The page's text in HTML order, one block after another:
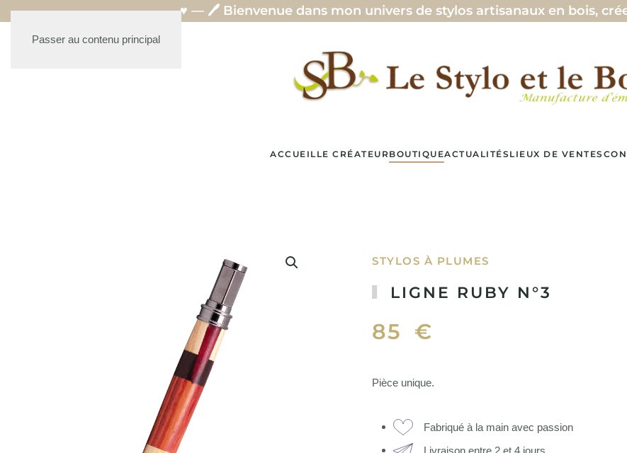
Passer au contenu principal
— ♥ — 🖊️ Bienvenue dans mon univers de stylos artisanaux en bois, crées
ACCUEIL LE CRÉATEURBOUTIQUEACTUALITÉS LIEUX DE VENTES
STYLOS À PLUMES
LIGNE RUBY N°3
85 €
Pièce unique.
Fabriqué à la main avec passion